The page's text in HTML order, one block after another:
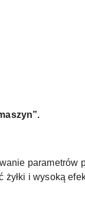
parametrów
żyłki i wysoką